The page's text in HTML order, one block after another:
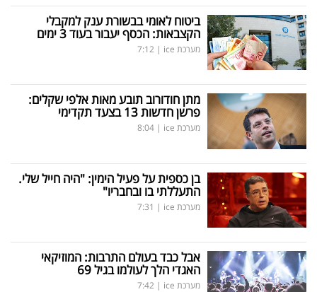
ביטוח לאומי בבשורת ענק למקבלי
הקצבאות: הכסף יעבור בעוד 3 ימים
מערכת ice |
7:12
מתן חודורוב תובע מאות אלפי שקלים:
פרשן חדשות 13 בצעד תקדימי
מערכת ice |
8:04
בן כספית על פעיל הימין: "היה חייל שלי.
התעללתי בו ובחבריו"
מערכת ice |
7:31
אבל כבד בעולם התרבות: המוזיקאי
האגדי הלך לעולמו בגיל 69
מערכת ice |
7:42